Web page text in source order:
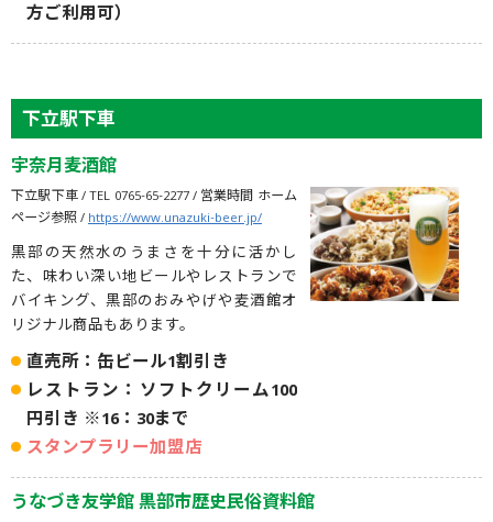
方ご利用可）
下立駅下車
宇奈月麦酒館
下立駅下車 / TEL 0765-65-2277 / 営業時間 ホーム
ページ参照 /https://www.unazuki-beer.jp/
黒部の天然水のうまさを十分に活かし
た、味わい深い地ビールやレストランで
バイキング、黒部のおみやげや麦酒館オ
リジナル商品もあります。
直売所：缶ビール1割引き
レストラン：ソフトクリーム100
円引き ※16：30まで
スタンプラリー加盟店
うなづき友学館 黒部市歴史民俗資料館